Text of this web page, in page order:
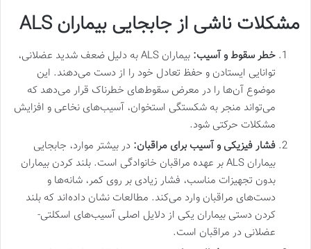
مشکلات ناشی از جابجایی بیماران
خطر سقوط و آسیب:
بیماران ALS به دلیل ضعف شدید عضلانی،
توانایی ایستادن و حفظ تعادل خود را از دست می‌دهند. این
موضوع آن‌ها را در معرض سقوط‌های خطرناک قرار می‌دهد که
می‌تواند منجر به شکستگی استخوان، آسیب‌های نخاعی و افزایش
مشکلات حرکتی شود.
فشار فیزیکی و آسیب برای مراقبان: در بیشتر موارد، جابجایی
بیماران ALS بر عهده مراقبان خانوادگی است. بلند کردن بیماران
بدون تجهیزات مناسب، فشار زیادی بر روی کمر، شانه‌ها و
دست‌های مراقبان وارد می‌کند. مطالعات نشان داده‌اند که بلند
کردن دستی بیماران یکی از دلایل اصلی آسیب‌های اسکلتی-
عضلانی در مراقبان است.